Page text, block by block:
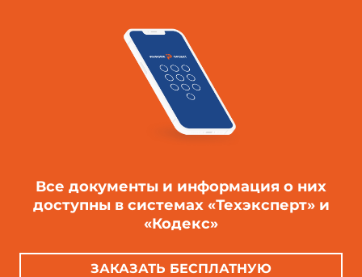
Все документы и информация о них
доступны в системах «Техэксперт» и
«Кодекс»
ЗАКАЗАТЬ БЕСПЛАТНУЮ